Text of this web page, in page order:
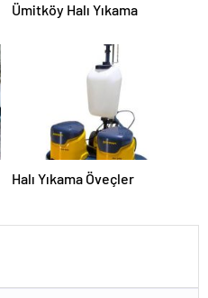
Ümitköy Halı Yıkama
Halı Yıkama Öveçler